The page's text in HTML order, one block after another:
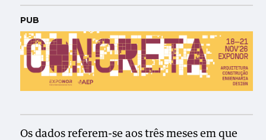
PUB
Os dados referem-se aos três meses em que